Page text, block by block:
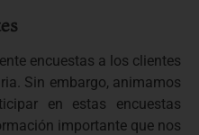
encuestas a los clientes
Sin embargo, animamos
en estas encuestas
importante que nos